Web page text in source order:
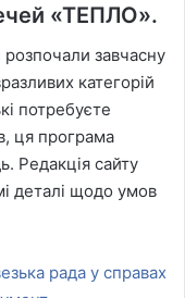
«ТЕПЛО».
розпочали завчасну
категорій
потребуєте
ця програма
Редакція сайту
деталі щодо умов
рада у справах